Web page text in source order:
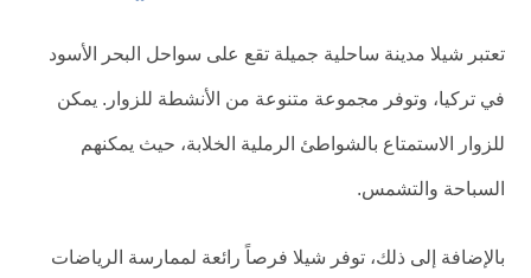
تعتبر شيلا مدينة ساحلية جميلة تقع على سواحل البحر الأسود
في تركيا، وتوفر مجموعة متنوعة من الأنشطة للزوار. يمكن
للزوار الاستمتاع بالشواطئ الرملية الخلابة، حيث يمكنهم
السباحة والتشمس.
بالإضافة إلى ذلك، توفر شيلا فرصاً رائعة لممارسة الرياضات